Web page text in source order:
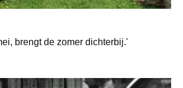
brengt de zomer dichterbij.'